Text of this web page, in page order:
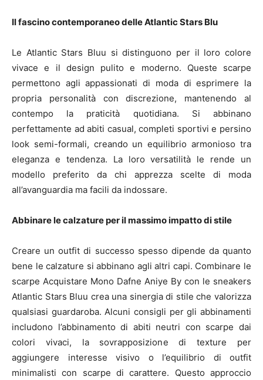
Il fascino contemporaneo delle Atlantic Stars Blu
Le Atlantic Stars Bluu si distinguono per il loro colore
vivace e il design pulito e moderno. Queste scarpe
permettono agli appassionati di moda di esprimere la
propria personalità con discrezione, mantenendo al
contempo la praticità quotidiana. Si abbinano
perfettamente ad abiti casual, completi sportivi e persino
look semi-formali, creando un equilibrio armonioso tra
eleganza e tendenza. La loro versatilità le rende un
modello preferito da chi apprezza scelte di moda
all’avanguardia ma facili da indossare.
Abbinare le calzature per il massimo impatto di stile
Creare un outfit di successo spesso dipende da quanto
bene le calzature si abbinano agli altri capi. Combinare le
scarpe Acquistare Mono Dafne Aniye By con le sneakers
Atlantic Stars Bluu crea una sinergia di stile che valorizza
qualsiasi guardaroba. Alcuni consigli per gli abbinamenti
includono l’abbinamento di abiti neutri con scarpe dai
colori vivaci, la sovrapposizione di texture per
aggiungere interesse visivo o l’equilibrio di outfit
minimalisti con scarpe di carattere. Questo approccio